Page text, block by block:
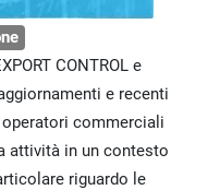
CONTROL e
e recenti
commerciali
attività in un contesto
riguardo le